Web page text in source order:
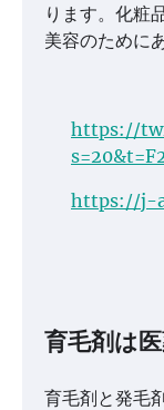
ります。化粧
美容のために
https://
https://j-
育毛剤は
育毛剤と発毛